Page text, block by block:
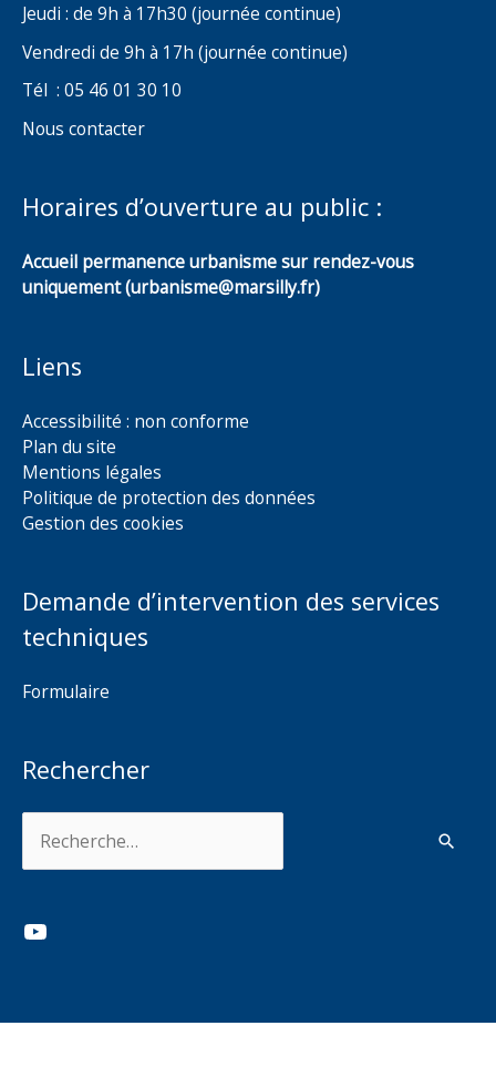
Jeudi : de 9h à 17h30 (journée continue)
Vendredi de 9h à 17h (journée continue)
Tél : 05 46 01 30 10
Nous contacter
Horaires d’ouverture au public :
Accueil permanence urbanisme sur rendez-vous
uniquement (urbanisme@marsilly.fr)
Liens
Accessibilité : non conforme
Plan du site
Mentions légales
Politique de protection des données
Gestion des cookies
Demande d’intervention des services
techniques
Formulaire
Rechercher
YouTube